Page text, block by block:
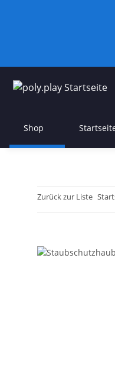
Shop
Zurück zur Liste